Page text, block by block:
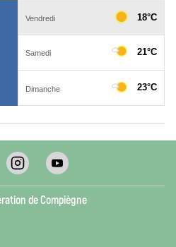
de Compiègne